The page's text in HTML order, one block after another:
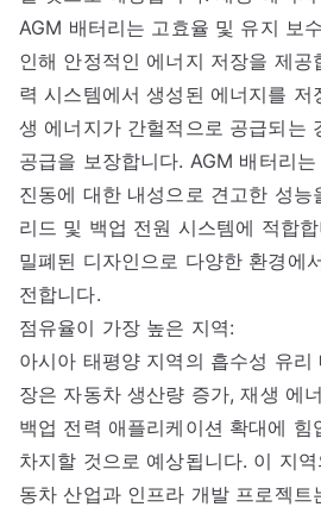
AGM 배터리는 고효율 및 유지 보
인해 안정적인 에너지 저장을 제공
력 시스템에서 생성된 에너지를 저
생 에너지가 간헐적으로 공급되는
공급을 보장합니다. AGM 배터리
진동에 대한 내성으로 견고한 성능
리드 및 백업 전원 시스템에 적합
밀폐된 디자인으로 다양한 환경에
전합니다.
점유율이 가장 높은 지역:
아시아 태평양 지역의 흡수성 유리
장은 자동차 생산량 증가, 재생 에
백업 전력 애플리케이션 확대에 힘
차지할 것으로 예상됩니다. 이 지
동차 산업과 인프라 개발 프로젝트